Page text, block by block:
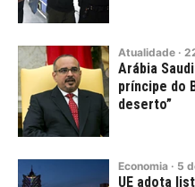
Atualidade ·
Arábia
príncipe do
deserto”
Economia · 5
UE adota